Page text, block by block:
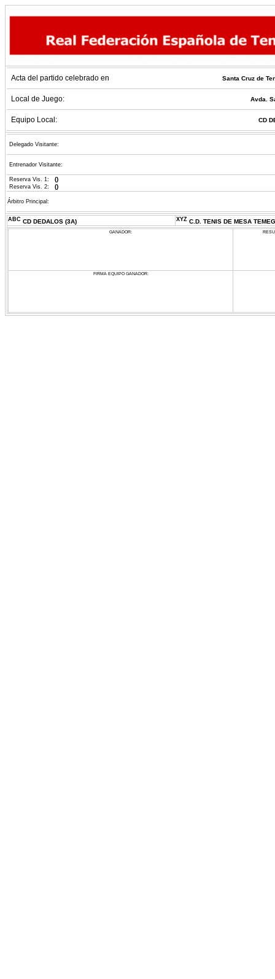
Acta del partido celebrado en Santa Cruz de
Local de Juego: Avda.
Equipo Local: CD
Delegado Visitante:
Entrenador Visitante:
Reserva Vis. 1: ()
Reserva Vis. 2: ()
Árbitro Principal:
ABC CD DEDALOS (3A) XYZ C.D. TENIS DE MESA
GANADOR:
FIRMA EQUIPO GANADOR: